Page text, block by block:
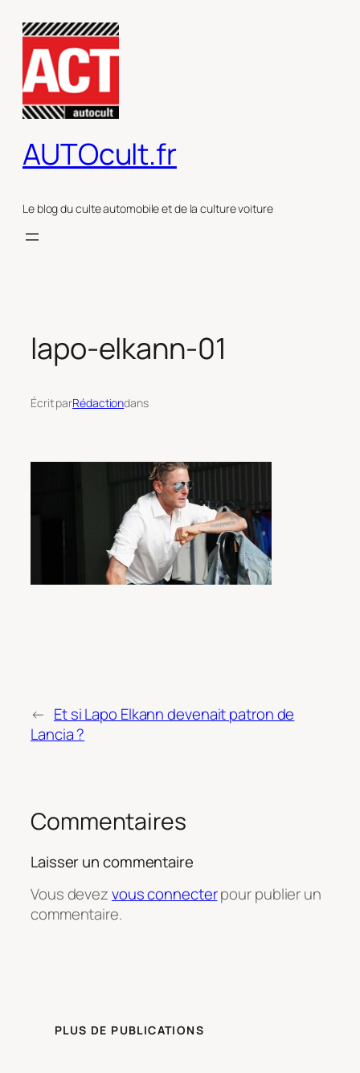
contenu
AUTOcult.fr
Le blog du culte automobile et de la culture voiture
lapo-elkann-01
Écrit parRédactiondans
← Et si Lapo Elkann devenait patron de
Lancia ?
Commentaires
Laisser un commentaire
Vous devezvous connecterpour publier un
commentaire.
PLUS DE PUBLICATIONS